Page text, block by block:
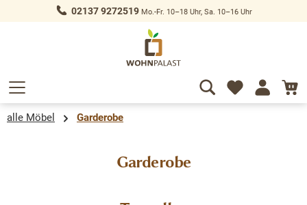
springen 02137 9272519Mo.-Fr. 10–18 Uhr, Sa. 10–16 Uhr
alle Möbel Garderobe
Garderobe